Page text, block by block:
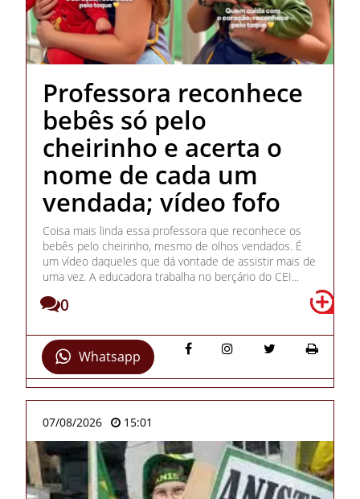
Professora reconhece
bebês só pelo
cheirinho e acerta o
nome de cada um
vendada; vídeo fofo
Coisa mais linda essa professora que reconhece os
bebês pelo cheirinho, mesmo de olhos vendados. É
um vídeo daqueles que dá vontade de assistir mais de
uma vez. A educadora trabalha no berçário do CEI...
0
Whatsapp
07/08/2026 15:01